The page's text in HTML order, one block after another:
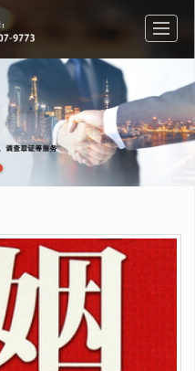
新闻资讯
地图导航